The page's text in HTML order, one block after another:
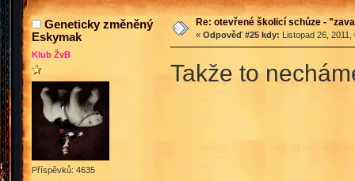
Geneticky změněný
Eskymak
Klub ŽvB
Příspěvků: 4635
Re: otevřené školicí schůze -
« Odpověď #25 kdy: Listopad 26,
Takže to